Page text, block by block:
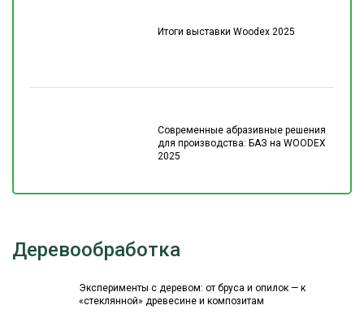
Итоги выставки Woodex 2025
Современные абразивные решения
для производства: БАЗ на WOODEX
2025
Деревообработка
Эксперименты с деревом: от бруса и опилок — к
«стеклянной» древесине и композитам